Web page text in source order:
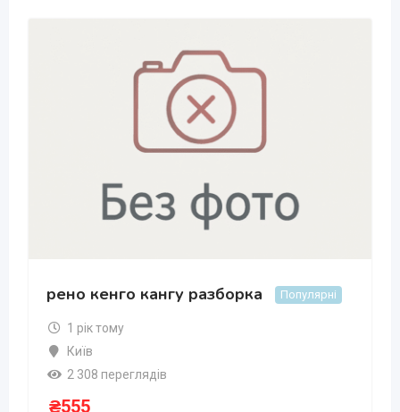
рено кенго кангу разборка Популярні
1 рік тому
Київ
2 308 переглядів
₴555